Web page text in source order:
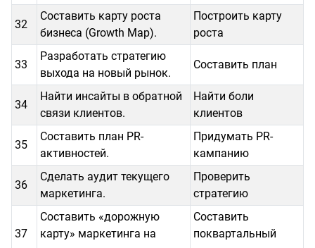
32
Составить карту роста
бизнеса (Growth Map).
Построить карту
роста
33
Разработать стратегию
выхода на новый рынок.
Составить план
34
Найти инсайты в обратной
связи клиентов.
Найти боли
клиентов
35
Составить план PR-
активностей.
Придумать PR-
кампанию
36
Сделать аудит текущего
маркетинга.
Проверить
стратегию
37
Составить «дорожную
карту» маркетинга на
Составить
поквартальный